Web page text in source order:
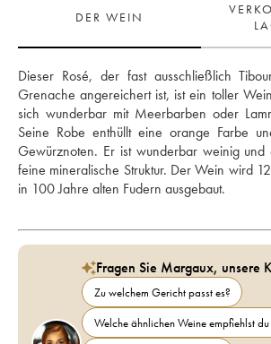
DER WEIN
Dieser Rosé, der fast ausschließlich
Grenache angereichert ist, ist ein toller
sich wunderbar mit Meerbarben oder
Seine Robe enthüllt eine orange Farbe
Gewürznoten. Er ist wunderbar weinig
feine mineralische Struktur. Der Wein wird
in 100 Jahre alten Fudern ausgebaut.
Fragen Sie Margaux, unsere
Zu welchem Gericht passt es?
Welche ähnlichen Weine empfiehlst